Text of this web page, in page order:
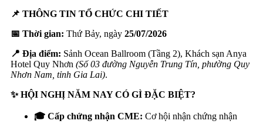
📌 THÔNG TIN TỔ CHỨC CHI TIẾT
📅 Thời gian: Thứ Bảy, ngày 25/07/2026
📍 Địa điểm: Sảnh Ocean Ballroom (Tầng 2), Khách sạn Anya
Hotel Quy Nhơn (Số 03 đường Nguyễn Trung Tín, phường Quy
Nhơn Nam, tỉnh Gia Lai).
✨HỘI NGHỊ NĂM NAY CÓ GÌ ĐẶC BIỆT?
🎓 Cấp chứng nhận CME: Cơ hội nhận chứng nhận